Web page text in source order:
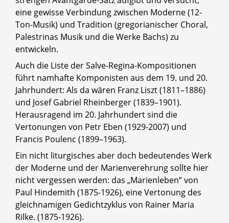
eine gewisse Verbindung zwischen Moderne (12-
Ton-Musik) und Tradition (gregorianischer Choral,
Palestrinas Musik und die Werke Bachs) zu
entwickeln.
Auch die Liste der Salve-Regina-Kompositionen
führt namhafte Komponisten aus dem 19. und 20.
Jahrhundert: Als da wären Franz Liszt (1811–1886)
und Josef Gabriel Rheinberger (1839–1901).
Herausragend im 20. Jahrhundert sind die
Vertonungen von Petr Eben (1929-2007) und
Francis Poulenc (1899–1963).
Ein nicht liturgisches aber doch bedeutendes Werk
der Moderne und der Marienverehrung sollte hier
nicht vergessen werden: das „Marienleben“ von
Paul Hindemith (1875-1926), eine Vertonung des
gleichnamigen Gedichtzyklus von Rainer Maria
Rilke. (1875-1926).